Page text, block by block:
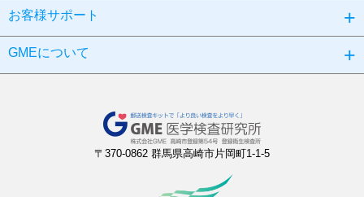
お客様サポート
GMEについて
〒370-0862 群馬県高崎市片岡町1-1-5